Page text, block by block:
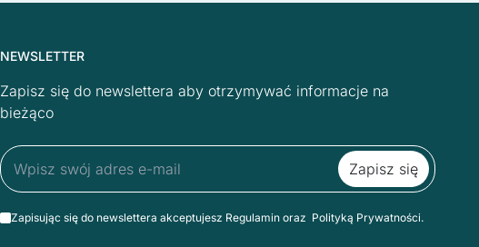
NEWSLETTER
Zapisz się do newslettera aby otrzymywać informacje na
bieżąco
Zapisując się do newslettera akceptujesz Regulamin oraz Polityką Prywatności.